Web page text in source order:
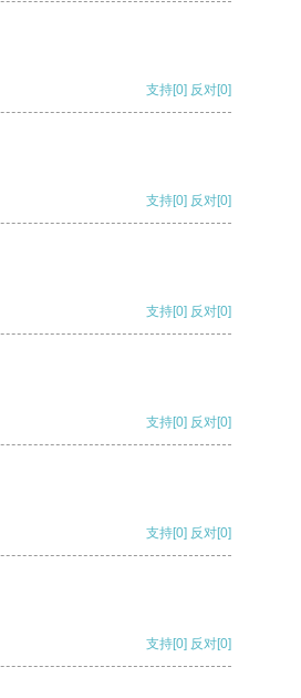
支持[0] 反对[0]
支持[0] 反对[0]
支持[0] 反对[0]
支持[0] 反对[0]
支持[0] 反对[0]
支持[0] 反对[0]